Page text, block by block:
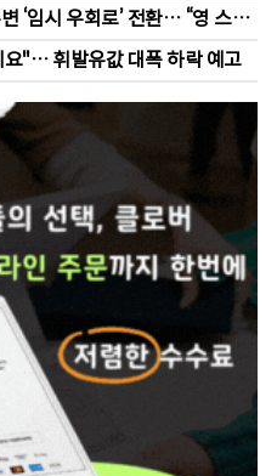
‘임시 우회로’ 전환… “영 스트
"… 휘발유값 대폭 하락 예고